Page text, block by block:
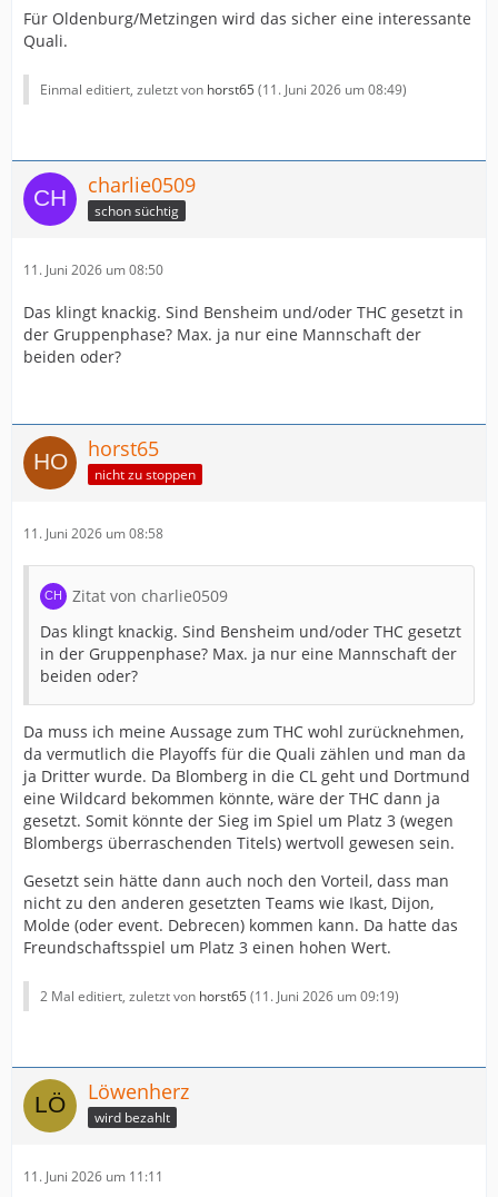
Für Oldenburg/Metzingen wird das sicher eine interessante
Quali.
Einmal editiert, zuletzt von horst65 (11. Juni 2026 um 08:49)
charlie0509
schon süchtig
11. Juni 2026 um 08:50
Das klingt knackig. Sind Bensheim und/oder THC gesetzt in
der Gruppenphase? Max. ja nur eine Mannschaft der
beiden oder?
horst65
nicht zu stoppen
11. Juni 2026 um 08:58
Zitat von charlie0509
Das klingt knackig. Sind Bensheim und/oder THC gesetzt
in der Gruppenphase? Max. ja nur eine Mannschaft der
beiden oder?
Da muss ich meine Aussage zum THC wohl zurücknehmen,
da vermutlich die Playoffs für die Quali zählen und man da
ja Dritter wurde. Da Blomberg in die CL geht und Dortmund
eine Wildcard bekommen könnte, wäre der THC dann ja
gesetzt. Somit könnte der Sieg im Spiel um Platz 3 (wegen
Blombergs überraschenden Titels) wertvoll gewesen sein.
Gesetzt sein hätte dann auch noch den Vorteil, dass man
nicht zu den anderen gesetzten Teams wie Ikast, Dijon,
Molde (oder event. Debrecen) kommen kann. Da hatte das
Freundschaftsspiel um Platz 3 einen hohen Wert.
2 Mal editiert, zuletzt von horst65 (11. Juni 2026 um 09:19)
Löwenherz
wird bezahlt
11. Juni 2026 um 11:11